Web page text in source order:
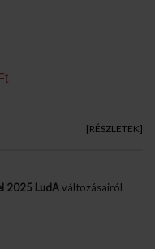
[RÉSZLETEK]
2025 LudAváltozásairól